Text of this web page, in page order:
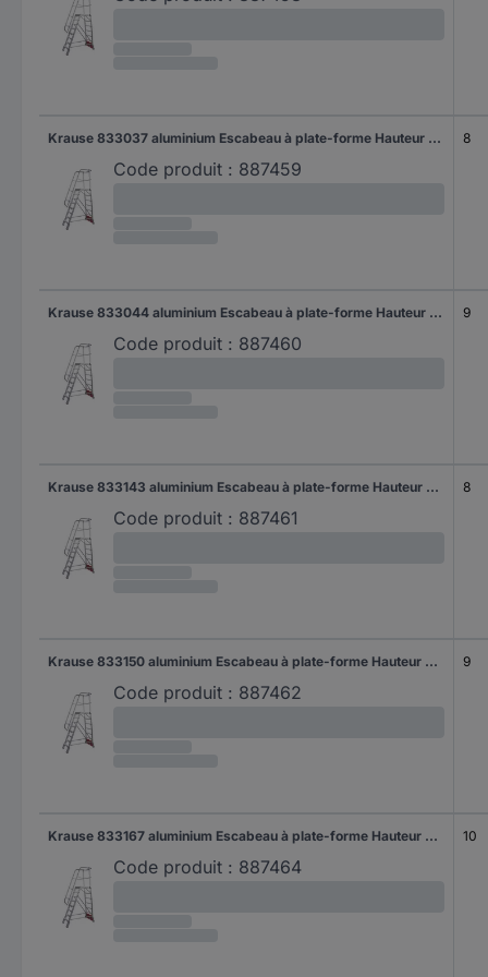
Krause 833037 aluminium Escabeau à plate-forme Hauteur de travail (max.): 3.90 m argent DIN EN 131 44 kg
Code produit : 887459
8
Krause 833044 aluminium Escabeau à plate-forme Hauteur de travail (max.): 4.10 m argent DIN EN 131 45 kg
Code produit : 887460
9
Krause 833143 aluminium Escabeau à plate-forme Hauteur de travail (max.): 3.90 m argent DIN EN 131 47 kg
Code produit : 887461
8
Krause 833150 aluminium Escabeau à plate-forme Hauteur de travail (max.): 4.10 m argent DIN EN 131 48 kg
Code produit : 887462
9
Krause 833167 aluminium Escabeau à plate-forme Hauteur de travail (max.): 4.35 m argent DIN EN 131 49 kg
Code produit : 887464
10